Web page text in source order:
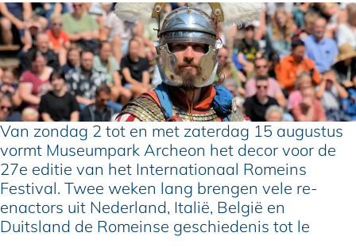
:
e
e
n
d
a
g
v
o
l
s
p
M
u
s
e
u
m
p
a
r
k
A
r
Van zondag 2 tot en met zaterdag 15 augustus
vormt Museumpark Archeon het decor voor de
27e editie van het Internationaal Romeins
Festival. Twee weken lang brengen vele re-
enactors uit Nederland, Italië, België en
Duitsland de Romeinse geschiedenis tot le